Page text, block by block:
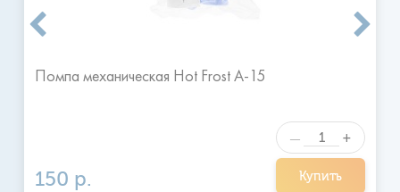
Помпа механическая Hot Frost A-15
150 р. Купить
— +